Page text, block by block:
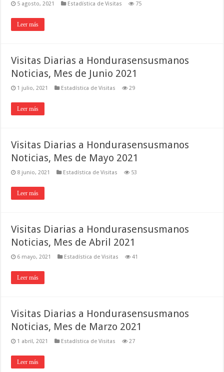
5 agosto, 2021 Estadística de Visitas 75
Leer más
Visitas Diarias a Hondurasensusmanos
Noticias, Mes de Junio 2021
1 julio, 2021 Estadística de Visitas 29
Leer más
Visitas Diarias a Hondurasensusmanos
Noticias, Mes de Mayo 2021
8 junio, 2021 Estadística de Visitas 53
Leer más
Visitas Diarias a Hondurasensusmanos
Noticias, Mes de Abril 2021
6 mayo, 2021 Estadística de Visitas 41
Leer más
Visitas Diarias a Hondurasensusmanos
Noticias, Mes de Marzo 2021
1 abril, 2021 Estadística de Visitas 27
Leer más